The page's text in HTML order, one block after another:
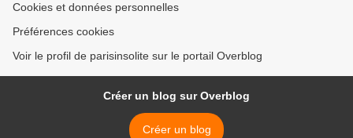
Cookies et données personnelles
Préférences cookies
Voir le profil de parisinsolite sur le portail Overblog
Créer un blog sur Overblog
Créer un blog